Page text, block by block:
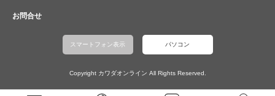
お問合せ
スマートフォン表示 パソコン
Copyright カワダオンライン All Rights Reserved.